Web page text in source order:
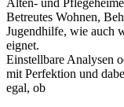
Alten- und
Betreutes Wohnen,
Jugendhilfe, wie auch
eignet.
Einstellbare Analysen
mit Perfektion und
egal, ob